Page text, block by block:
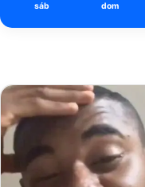
sáb dom